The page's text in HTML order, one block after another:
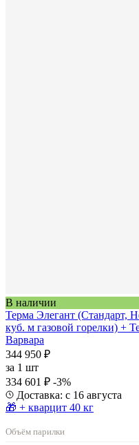
В наличии
Терма Элегант (Стандарт,
куб. м газовой горелки) +
Варвара
344 950 ₽
за 1 шт
334 601 ₽ -3%
Доставка: с 16 августа
🎁 + кварцит 40 кг
Объём парилки